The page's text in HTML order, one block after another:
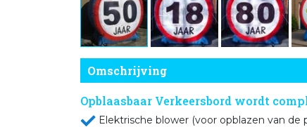
Omschrijving
Opblaasbaar Verkeersbord wordt
Elektrische blower (voor